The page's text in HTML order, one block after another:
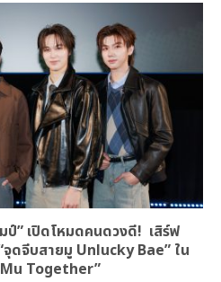
ป์” เปิดโหมดคนดวงดี! เสิร์ฟ
ดจีบสายมู Unlucky Bae” ใน
Together”